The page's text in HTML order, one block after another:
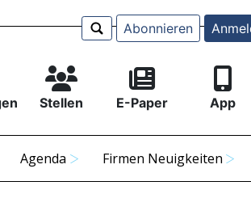
Abonnieren
Stellen E-Paper App
Agenda Firmen Neuigkeiten